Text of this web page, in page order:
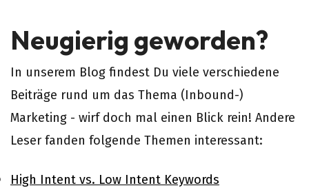
Neugierig geworden?
In unserem Blog findest Du viele verschiedene
Beiträge rund um das Thema (Inbound-)
Marketing - wirf doch mal einen Blick rein! Andere
Leser fanden folgende Themen interessant:
High Intent vs. Low Intent Keywords